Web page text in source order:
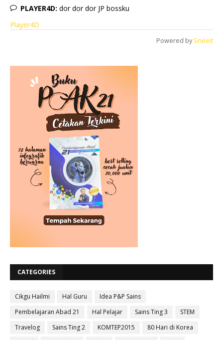
PLAYER4D: dor dor dor JP bossku
Player4D
Powered by Sneeit
CATEGORIES
Cikgu Hailmi Hal Guru
Idea P&P Sains
Pembelajaran Abad 21
Hal Pelajar Sains Ting 3
STEM
Travelog
Sains Ting 2 KOMTEP2015
80 Hari di Korea